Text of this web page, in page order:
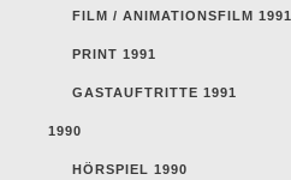
FILM / ANIMATIONSFILM 1991
PRINT 1991
GASTAUFTRITTE 1991
1990
HÖRSPIEL 1990